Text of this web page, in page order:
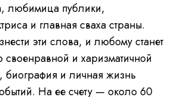
любимица публики,
и главная сваха страны.
эти слова, и любому станет
своенравной и харизматичной
биография и личная жизнь
На ее счету — около 60